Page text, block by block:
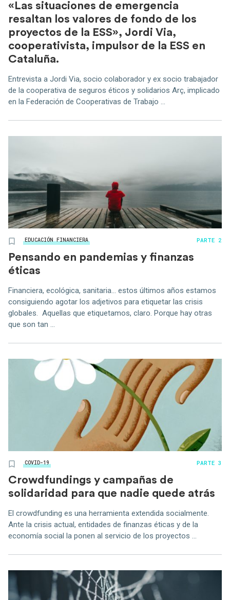
«Las situaciones de emergencia
resaltan los valores de fondo de los
proyectos de la ESS», Jordi Via,
cooperativista, impulsor de la ESS en
Cataluña.
Entrevista a Jordi Via, socio colaborador y ex socio trabajador
de la cooperativa de seguros éticos y solidarios Arç, implicado
en la Federación de Cooperativas de Trabajo ...
PARTE 2
EDUCACIÓN FINANCIERA
Pensando en pandemias y finanzas
éticas
Financiera, ecológica, sanitaria… estos últimos años estamos
consiguiendo agotar los adjetivos para etiquetar las crisis
globales. Aquellas que etiquetamos, claro. Porque hay otras
que son tan ...
PARTE 3
COVID-19
Crowdfundings y campañas de
solidaridad para que nadie quede atrás
El crowdfunding es una herramienta extendida socialmente.
Ante la crisis actual, entidades de finanzas éticas y de la
economía social la ponen al servicio de los proyectos ...